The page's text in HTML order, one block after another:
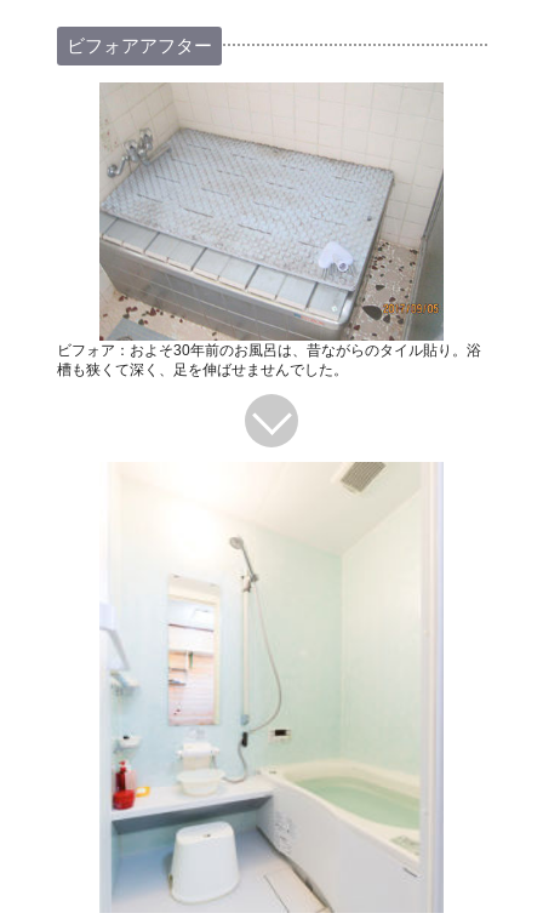
ビフォアアフター
ビフォア：およそ30年前のお風呂は、昔ながらのタイル貼り。浴
槽も狭くて深く、足を伸ばせませんでした。